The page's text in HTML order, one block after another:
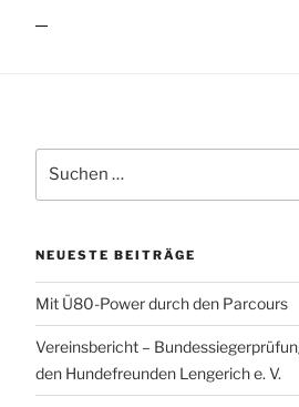
nach:
NEUESTE BEITRÄGE
Mit Ü80-Power durch den Parcours
Vereinsbericht –
den Hundefreunden Lengerich e. V.